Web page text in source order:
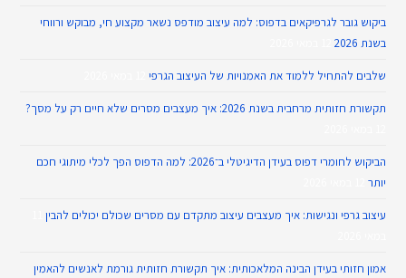
ביקוש גובר לגרפיקאים בדפוס: למה עיצוב מודפס נשאר מקצוע חי, מבוקש ורווחי
בשנת 2026
שלבים להתחיל ללמוד את האמנויות של העיצוב הגרפי
תקשורת חזותית מרחבית בשנת 2026: איך מעצבים מסרים שלא חיים רק על מסך?
הביקוש לחומרי דפוס בעידן הדיגיטלי ב־2026: למה הדפוס הפך לכלי מיתוגי חכם
יותר
עיצוב גרפי ונגישות: איך מעצבים עיצוב מתקדם עם מסרים שכולם יכולים להבין
אמון חזותי בעידן הבינה המלאכותית: איך תקשורת חזותית גורמת לאנשים להאמין